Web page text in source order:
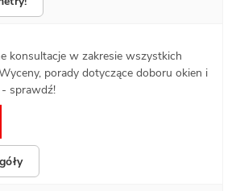
konsultacje w zakresie wszystkich
porady dotyczące doboru okien i
sprawdź!